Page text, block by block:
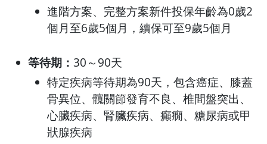
進階方案、完整方案新件投保年齡為0歲2
個月至6歲5個月，續保可至9歲5個月
等待期： 30～90天
特定疾病等待期為90天，包含癌症、膝蓋
骨異位、髖關節發育不良、椎間盤突出、
心臟疾病、腎臟疾病、癲癇、糖尿病或甲
狀腺疾病